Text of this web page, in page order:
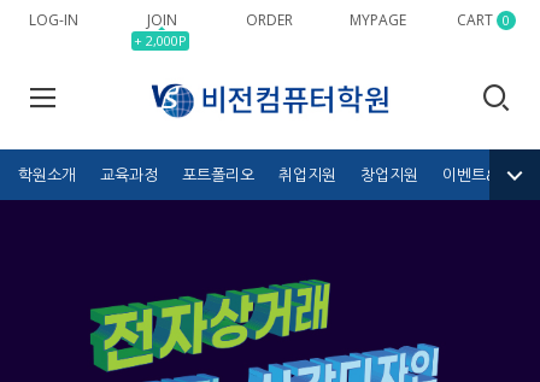
LOG-IN JOIN
+ 2,000P
ORDER MYPAGE CART 0
학원소개 교육과정 포트폴리오 취업지원 창업지원 이벤트&공모전